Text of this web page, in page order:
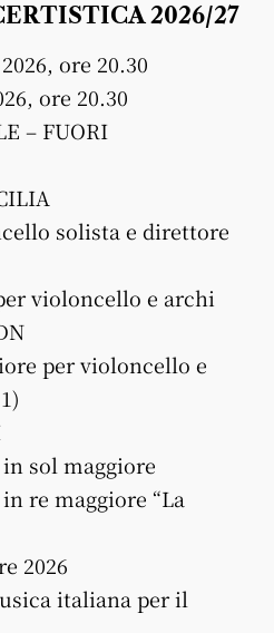
2026/27
ore 20.30
ore 20.30
– FUORI
solista e direttore
violoncello e archi
per violoncello e
sol maggiore
re maggiore “La
2026
italiana per il